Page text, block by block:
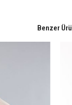
Benzer